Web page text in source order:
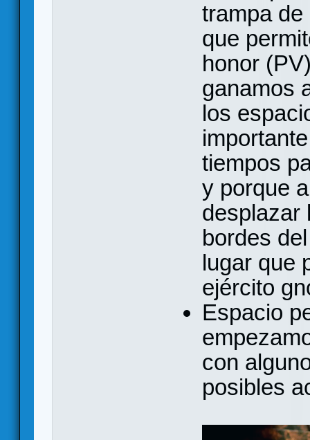
trampa
que
honor
ganamos
los
tiempos
y porque
desplazar
bordes
lugar que
ejército
Espacio
con
posibles